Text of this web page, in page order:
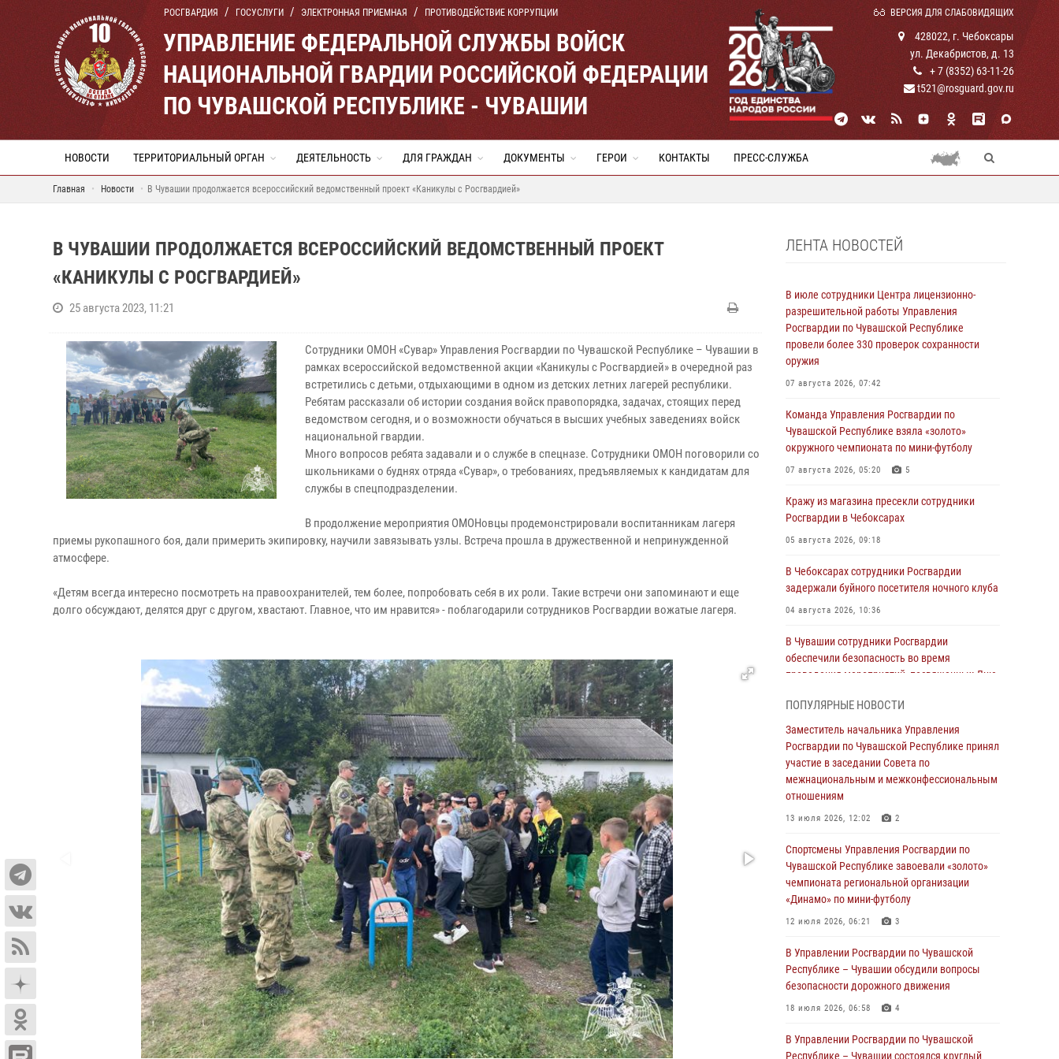
РОСГВАРДИЯ ГОСУСЛУГИ ЭЛЕКТРОННАЯ ПРИЕМНАЯ ПРОТИВОДЕЙСТВИЕ КОРРУПЦИИ ВЕРСИЯ ДЛЯ СЛАБОВИДЯЩИХ
УПРАВЛЕНИЕ ФЕДЕРАЛЬНОЙ СЛУЖБЫ ВОЙСК
НАЦИОНАЛЬНОЙ ГВАРДИИ РОССИЙСКОЙ ФЕДЕРАЦИИ
ПО ЧУВАШСКОЙ РЕСПУБЛИКЕ - ЧУВАШИИ
428022, г. Чебоксары
ул. Декабристов, д. 13
+ 7 (8352) 63-11-26
t521@rosguard.gov.ru
НОВОСТИ ТЕРРИТОРИАЛЬНЫЙ ОРГАН ДЕЯТЕЛЬНОСТЬ ДЛЯ ГРАЖДАН ДОКУМЕНТЫ ГЕРОИ КОНТАКТЫ ПРЕСС-СЛУЖБА
Главная Новости В Чувашии продолжается всероссийский ведомственный проект «Каникулы с Росгвардией»
В ЧУВАШИИ ПРОДОЛЖАЕТСЯ ВСЕРОССИЙСКИЙ ВЕДОМСТВЕННЫЙ ПРОЕКТ
«КАНИКУЛЫ С РОСГВАРДИЕЙ»
25 августа 2023, 11:21
Сотрудники ОМОН «Сувар» Управления Росгвардии по Чувашской Республике – Чувашии в
рамках всероссийской ведомственной акции «Каникулы с Росгвардией» в очередной раз
встретились с детьми, отдыхающими в одном из детских летних лагерей республики.
Ребятам рассказали об истории создания войск правопорядка, задачах, стоящих перед
ведомством сегодня, и о возможности обучаться в высших учебных заведениях войск
национальной гвардии.
Много вопросов ребята задавали и о службе в спецназе. Сотрудники ОМОН поговорили со
школьниками о буднях отряда «Сувар», о требованиях, предъявляемых к кандидатам для
службы в спецподразделении.
В продолжение мероприятия ОМОНовцы продемонстрировали воспитанникам лагеря
приемы рукопашного боя, дали примерить экипировку, научили завязывать узлы. Встреча прошла в дружественной и непринужденной
атмосфере.
«Детям всегда интересно посмотреть на правоохранителей, тем более, попробовать себя в их роли. Такие встречи они запоминают и еще
долго обсуждают, делятся друг с другом, хвастают. Главное, что им нравится» - поблагодарили сотрудников Росгвардии вожатые лагеря.
ЛЕНТА НОВОСТЕЙ
В июле сотрудники Центра лицензионно-
разрешительной работы Управления
Росгвардии по Чувашской Республике
провели более 330 проверок сохранности
оружия
07 августа 2026, 07:42
Команда Управления Росгвардии по
Чувашской Республике взяла «золото»
окружного чемпионата по мини-футболу
07 августа 2026, 05:20 5
Кражу из магазина пресекли сотрудники
Росгвардии в Чебоксарах
05 августа 2026, 09:18
В Чебоксарах сотрудники Росгвардии
задержали буйного посетителя ночного клуба
04 августа 2026, 10:36
В Чувашии сотрудники Росгвардии
обеспечили безопасность во время
проведения мероприятий, посвященных Дню
В июле сотрудники вневедомственной
охраны Росгвардии задержали более 200
граждан, подозреваемых в совершении
правонарушений
03 августа 2026, 08:20
В Росгвардии вспоминают российских
воинов, погибших в Первой мировой войне
1914-1918 годов
01 августа 2026, 07:19
подозреваемого в причинении тяжкого вреда
здоровью
01 августа 2026, 06:12
национальной гвардии Российской
Федерации
ПОПУЛЯРНЫЕ НОВОСТИ
Заместитель начальника Управления
Росгвардии по Чувашской Республике принял
участие в заседании Совета по
межнациональным и межконфессиональным
отношениям
13 июля 2026, 12:02 2
Спортсмены Управления Росгвардии по
Чувашской Республике завоевали «золото»
чемпионата региональной организации
«Динамо» по мини-футболу
12 июля 2026, 06:21 3
В Управлении Росгвардии по Чувашской
Республике – Чувашии обсудили вопросы
безопасности дорожного движения
18 июля 2026, 06:58 4
В Управлении Росгвардии по Чувашской
Республике – Чувашии состоялся круглый